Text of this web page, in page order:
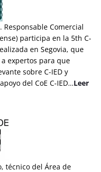
Responsable Comercial
participa en la 5th C-
en Segovia, que
expertos para que
sobre C-IED y
del CoE C-IED…Leer
técnico del Área de